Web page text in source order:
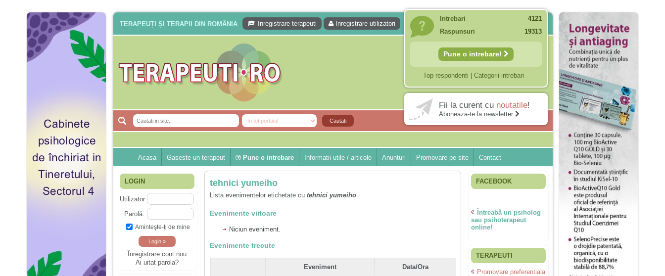
TERAPEUȚI ȘI TERAPII DIN ROMÂNIA Inregistrare terapeuti Inregistrare utilizatori
Intrebari
4121
Raspunsuri
19313
Pune o intrebare!
Top respondenti Categorii intrebari
Fii la curent cu noutatile!
Aboneaza-te la newsletter
Acasa Gaseste un terapeut Pune o intrebare Informatii utile / articole Anunturi Promovare pe site Contact
LOGIN
Utilizator:
Parolă:
Aminteşte-ţi de mine
Înregistrare cont nou
Ai uitat parola?
tehnici yumeiho
Lista evenimentelor etichetate cu tehnici yumeiho.
Evenimente viitoare
Niciun eveniment.
Evenimente trecute
Eveniment Data/Ora
FACEBOOK
Întreabă un psiholog
sau psihoterapeut
online!
TERAPEUTI
Promovare preferentiala